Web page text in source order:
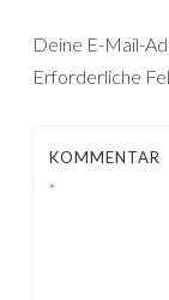
Deine E-Mail-
Erforderliche
KOMMENTAR
*